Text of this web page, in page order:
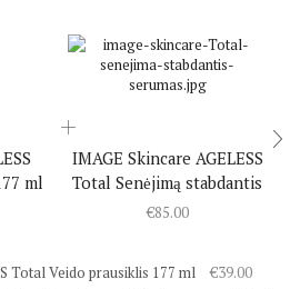
ml
IMAGE Skincare AGELESS
Total Senėjimą stabdantis
serumas 50 ml
€85.00
Total Veido prausiklis 177 ml €39.00